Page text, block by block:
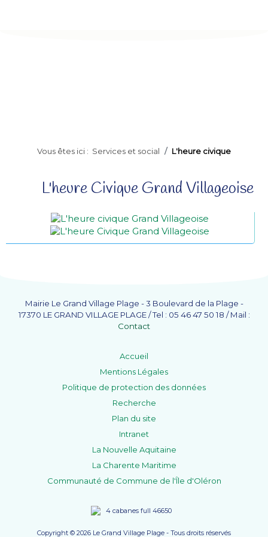
Vous êtes ici : Services et social L'heure civique
L'heure Civique Grand Villageoise
Mairie Le Grand Village Plage - 3 Boulevard de la Plage -
17370 LE GRAND VILLAGE PLAGE / Tel : 05 46 47 50 18 / Mail :
Contact
Accueil
Mentions Légales
Politique de protection des données
Recherche
Plan du site
Intranet
La Nouvelle Aquitaine
La Charente Maritime
Communauté de Commune de l'Île d'Oléron
Copyright © 2026 Le Grand Village Plage - Tous droits réservés